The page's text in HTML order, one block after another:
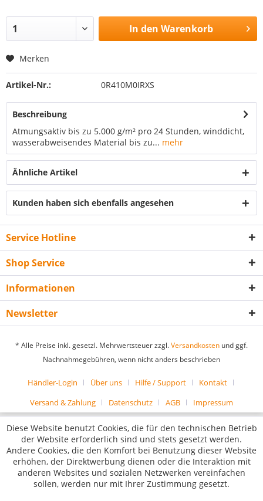
In den Warenkorb
Merken
Artikel-Nr.: 0R410M0IRXS
Beschreibung
Atmungsaktiv bis zu 5.000 g/m² pro 24 Stunden, winddicht,
wasserabweisendes Material bis zu... mehr
Ähnliche Artikel
Kunden haben sich ebenfalls angesehen
Service Hotline
Shop Service
Informationen
Newsletter
* Alle Preise inkl. gesetzl. Mehrwertsteuer zzgl.Versandkosten und ggf.
Nachnahmegebühren, wenn nicht anders beschrieben
Händler-Login Über uns Hilfe / Support
Kontakt
Versand & Zahlung
Datenschutz AGB Impressum
Diese Website benutzt Cookies, die für den technischen Betrieb
der Website erforderlich sind und stets gesetzt werden.
Andere Cookies, die den Komfort bei Benutzung dieser Website
erhöhen, der Direktwerbung dienen oder die Interaktion mit
anderen Websites und sozialen Netzwerken vereinfachen
sollen, werden nur mit Ihrer Zustimmung gesetzt.